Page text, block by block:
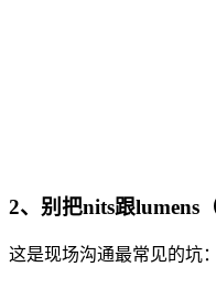
2、别把nits跟lumens
这是现场沟通最常见的坑：